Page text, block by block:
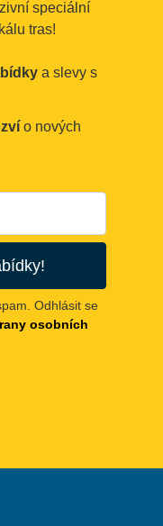
speciální
tras!
a slevy s
o nových
Odhlásit se
osobních